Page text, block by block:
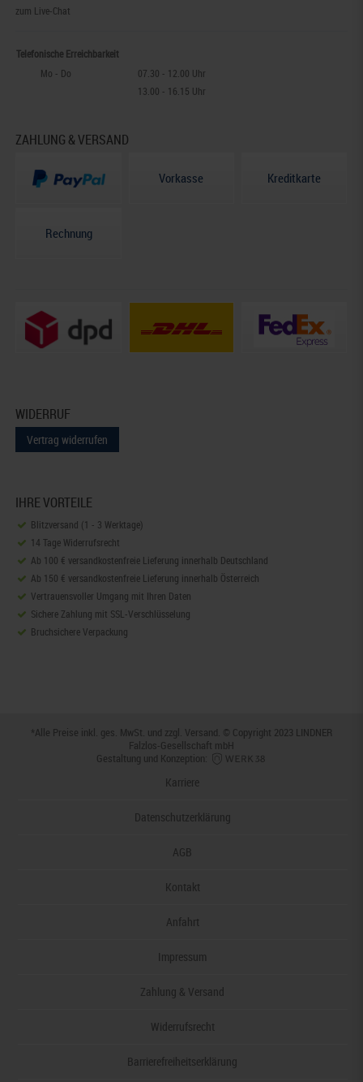
zum Live-Chat
Telefonische Erreichbarkeit
Mo - Do
07.30 - 12.00 Uhr
13.00 - 16.15 Uhr
ZAHLUNG & VERSAND
Vorkasse Kreditkarte
Rechnung
WIDERRUF
Vertrag widerrufen
IHRE VORTEILE
Blitzversand (1 - 3 Werktage)
14 Tage Widerrufsrecht
Ab 100 € versandkostenfreie Lieferung innerhalb Deutschland
Ab 150 € versandkostenfreie Lieferung innerhalb Österreich
Vertrauensvoller Umgang mit Ihren Daten
Sichere Zahlung mit SSL-Verschlüsselung
Bruchsichere Verpackung
*Alle Preise inkl. ges. MwSt. und zzgl. Versand. © Copyright 2023 LINDNER
Falzlos-Gesellschaft mbH
Gestaltung und Konzeption:
Karriere
Datenschutzerklärung
AGB
Kontakt
Anfahrt
Impressum
Zahlung & Versand
Widerrufsrecht
Barrierefreiheitserklärung